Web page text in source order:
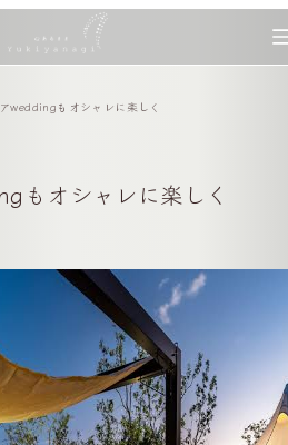
weddingもオシャレに楽しく
もオシャレに楽しく